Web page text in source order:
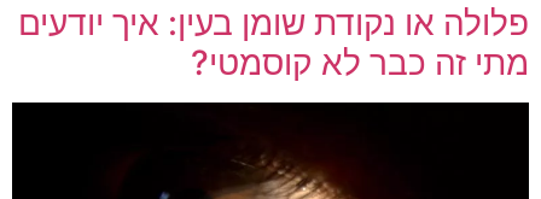
פלולה או נקודת שומן בעין: איך יודעים
מתי זה כבר לא קוסמטי?